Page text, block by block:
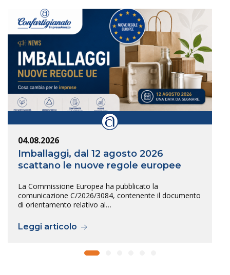
04.08.2026
Imballaggi, dal 12 agosto 2026
scattano le nuove regole europee
La Commissione Europea ha pubblicato la
comunicazione C/2026/3084, contenente il documento
di orientamento relativo al…
Leggi articolo